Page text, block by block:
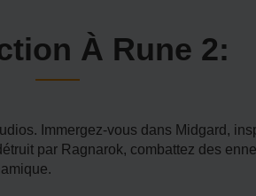
À Rune 2:
Immergez-vous dans Midgard,
par Ragnarok, combattez des